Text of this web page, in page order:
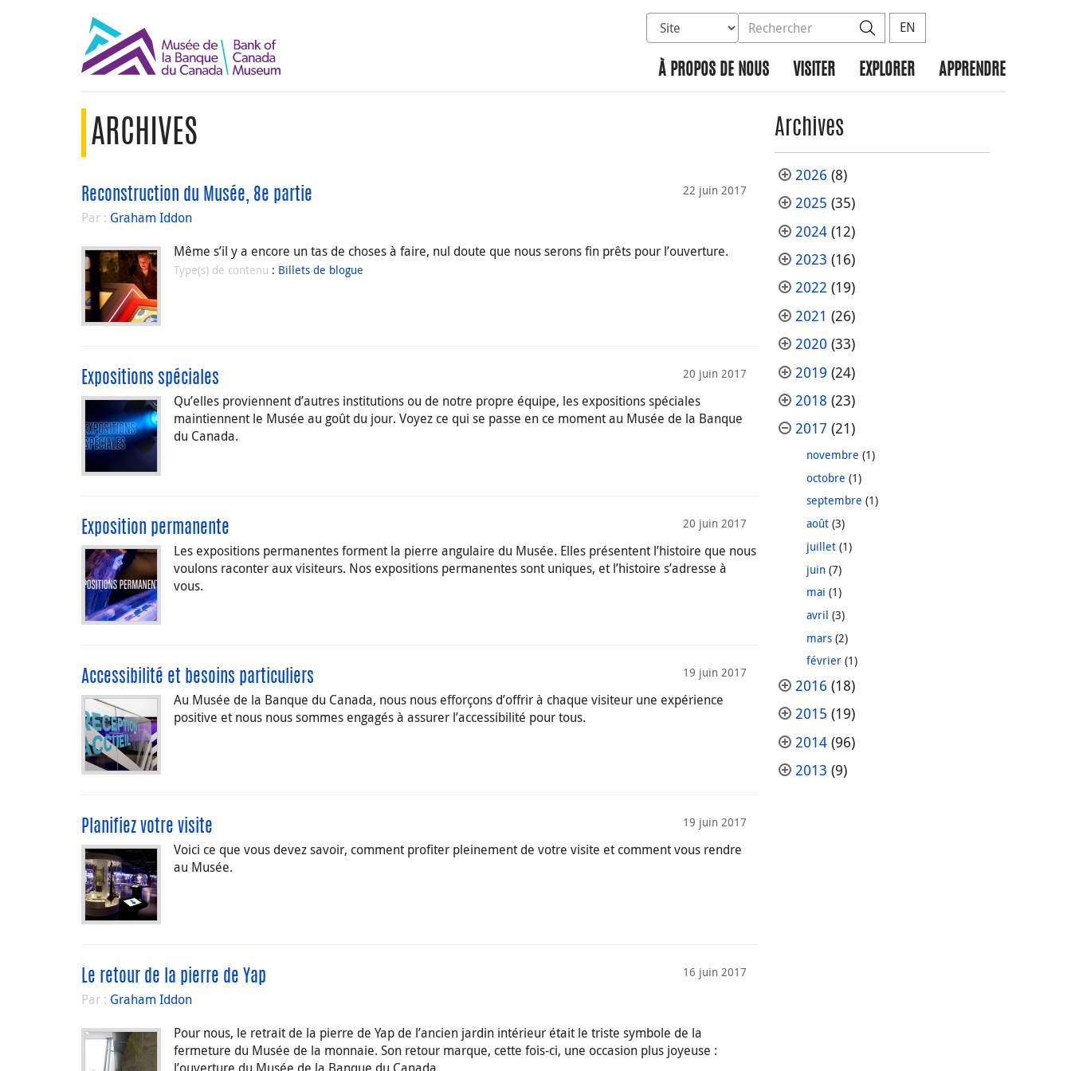
Sélectionnez la base de données à rechercher
Rechercher dans le site Rechercher
EN
À PROPOS DE NOUS VISITER EXPLORER APPRENDRE
ARCHIVES
22 juin 2017
Reconstruction du Musée, 8e partie
Par : Graham Iddon
Même s’il y a encore un tas de choses à faire, nul doute que nous serons fin prêts pour l’ouverture.
Type(s) de contenu : Billets de blogue
20 juin 2017
Expositions spéciales
Qu’elles proviennent d’autres institutions ou de notre propre équipe, les expositions spéciales
maintiennent le Musée au goût du jour. Voyez ce qui se passe en ce moment au Musée de la Banque
du Canada.
20 juin 2017
Exposition permanente
Les expositions permanentes forment la pierre angulaire du Musée. Elles présentent l’histoire que nous
voulons raconter aux visiteurs. Nos expositions permanentes sont uniques, et l’histoire s’adresse à
vous.
19 juin 2017
Accessibilité et besoins particuliers
Au Musée de la Banque du Canada, nous nous efforçons d’offrir à chaque visiteur une expérience
positive et nous nous sommes engagés à assurer l’accessibilité pour tous.
19 juin 2017
Planifiez votre visite
Voici ce que vous devez savoir, comment profiter pleinement de votre visite et comment vous rendre
au Musée.
16 juin 2017
Le retour de la pierre de Yap
Par : Graham Iddon
Pour nous, le retrait de la pierre de Yap de l’ancien jardin intérieur était le triste symbole de la
fermeture du Musée de la monnaie. Son retour marque, cette fois-ci, une occasion plus joyeuse :
Archives
2026 (8)
2025 (35)
2024(12)
2023 (16)
2022 (19)
2021 (26)
2020 (33)
2019 (24)
2018 (23)
2017 (21)
novembre (1)
octobre (1)
septembre (1)
août(3)
juillet(1)
juin(7)
mai (1)
avril (3)
mars(2)
février(1)
2016 (18)
2015 (19)
2014(96)
2013 (9)